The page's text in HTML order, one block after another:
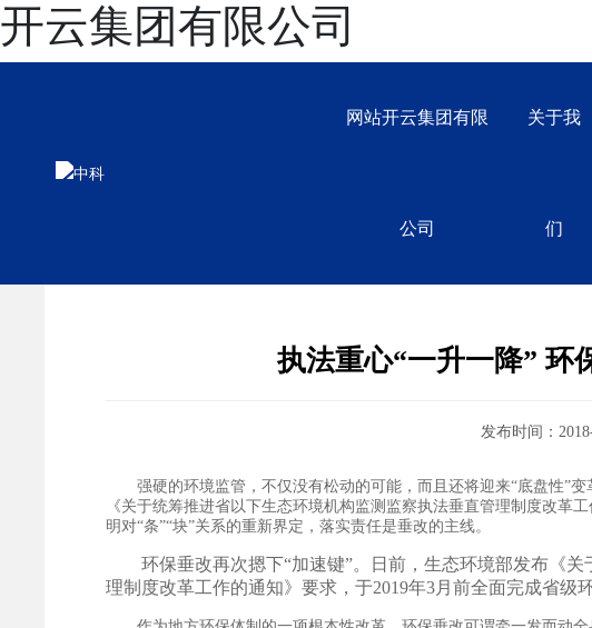
开云集团有限公司
网站开云集团有限
公司
关于我
们
执法重心“一升一降” 环
发布时间：
强硬的环境监管，不仅没有松动的可能，而且还将迎来“底盘性”变
《关于统筹推进省以下生态环境机构监测监察执法垂直管理制度改革
明对“条”“块”关系的重新界定，落实责任是垂改的主线。
环保垂改再次摁下“加速键”。日前，生态环境部发布《关
理制度改革工作的通知》要求，于2019年3月前全面完成省级